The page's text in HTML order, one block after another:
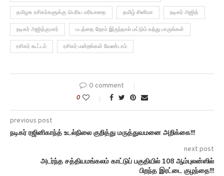
தமிழக ரசிகர்களுக்கு பெரிய மரியாதை தமிழ் சினிமா நடிகர் அஜித்
நடிகர் அஜித்குமார் படத்தை நேரம் இருந்தால் மட்டும் வந்து பாருங்கள்
ரசிகர் கூட்டம் ரசிகர் மன்றங்கள் வேண்டாம்
0 comment
0
previous post
நடிகர் ரஜினிகாந்த் உடல்நிலை குறித்து மருத்துவமனை அறிக்கை!!!
next post
அடர்ந்த சத்தியமங்கலம் காட்டுப் பகுதியில் 108 ஆம்புலன்ஸில்
பிறந்த இரட்டை குழந்தை!!!